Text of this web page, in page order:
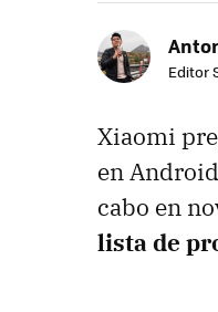
Editor
Xiaomi
en
cabo en
lista de